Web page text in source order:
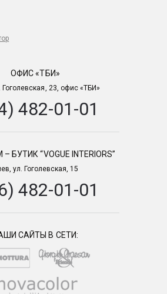
ОФИС «ТБИ»
Гоголевская, 23, офис «ТБИ»
482-01-01
– БУТИК “VOGUE INTERIORS”
ул. Гоголевская, 15
482-01-01
САЙТЫ В СЕТИ: